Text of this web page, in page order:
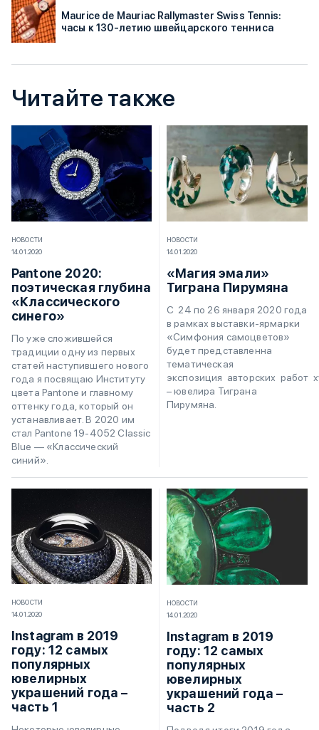
Maurice de Mauriac Rallymaster Swiss Tennis:
часы к 130-летию швейцарского тенниса
Читайте также
НОВОСТИ
14.01.2020
Pantone 2020:
поэтическая глубина
«Классического
синего»
По уже сложившейся
традиции одну из первых
статей наступившего нового
года я посвящаю Институту
цвета Pantone и главному
оттенку года, который он
устанавливает. В 2020 им
стал Pantone 19-4052 Classic
Blue — «Классический
синий».
НОВОСТИ
14.01.2020
«Магия эмали»
Тиграна Пирумяна
С 24 по 26 января 2020 года
в рамках выставки-ярмарки
«Симфония самоцветов»
будет представленна
тематическая
экспозиция авторских работ
– ювелира Тиграна
Пирумяна.
НОВОСТИ
14.01.2020
Instagram в 2019
году: 12 самых
популярных
ювелирных
украшений года –
часть 1
НОВОСТИ
14.01.2020
Instagram в 2019
году: 12 самых
популярных
ювелирных
украшений года –
часть 2